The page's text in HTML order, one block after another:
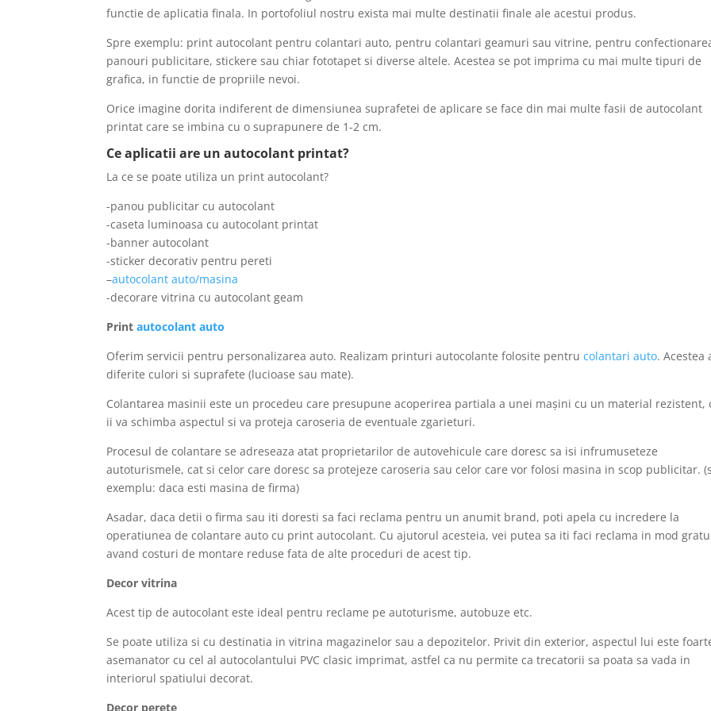
functie de aplicatia finala. In portofoliul nostru exista mai multe destinatii finale ale acestui produs.
Spre exemplu: print autocolant pentru colantari auto, pentru colantari geamuri sau vitrine, pentru
panouri publicitare, stickere sau chiar fototapet si diverse altele. Acestea se pot imprima cu mai multe tipuri de
grafica, in functie de propriile nevoi.
Orice imagine dorita indiferent de dimensiunea suprafetei de aplicare se face din mai multe fasii de autocolant
printat care se imbina cu o suprapunere de 1-2 cm.
Ce aplicatii are un autocolant printat?
La ce se poate utiliza un print autocolant?
-panou publicitar cu autocolant
-caseta luminoasa cu autocolant printat
-banner autocolant
-sticker decorativ pentru pereti
–autocolant auto/masina
-decorare vitrina cu autocolant geam
Printautocolant auto
Oferim servicii pentru personalizarea auto. Realizam printuri autocolante folosite pentrucolantari auto. Acestea
diferite culori si suprafete (lucioase sau mate).
Colantarea masinii este un procedeu care presupune acoperirea partiala a unei mașini cu un material rezistent,
ii va schimba aspectul si va proteja caroseria de eventuale zgarieturi.
Procesul de colantare se adreseaza atat proprietarilor de autovehicule care doresc sa isi infrumuseteze
autoturismele, cat si celor care doresc sa protejeze caroseria sau celor care vor folosi masina in scop publicitar.
exemplu: daca esti masina de firma)
Asadar, daca detii o firma sau iti doresti sa faci reclama pentru un anumit brand, poti apela cu incredere la
operatiunea de colantare auto cu print autocolant. Cu ajutorul acesteia, vei putea sa iti faci reclama in mod
avand costuri de montare reduse fata de alte proceduri de acest tip.
Decor vitrina
Acest tip de autocolant este ideal pentru reclame pe autoturisme, autobuze etc.
Se poate utiliza si cu destinatia in vitrina magazinelor sau a depozitelor. Privit din exterior, aspectul lui este
asemanator cu cel al autocolantului PVC clasic imprimat, astfel ca nu permite ca trecatorii sa poata sa vada in
interiorul spatiului decorat.
Decor perete